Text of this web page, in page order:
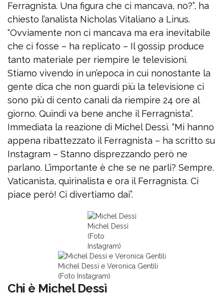
Ferragnista. Una figura che ci mancava, no?”, ha
chiesto l’analista Nicholas Vitaliano a Linus.
“Ovviamente non ci mancava ma era inevitabile
che ci fosse – ha replicato – Il gossip produce
tanto materiale per riempire le televisioni.
Stiamo vivendo in un’epoca in cui nonostante la
gente dica che non guardi più la televisione ci
sono più di cento canali da riempire 24 ore al
giorno. Quindi va bene anche il Ferragnista”.
Immediata la reazione di Michel Dessì. “Mi hanno
appena ribattezzato il Ferragnista – ha scritto su
Instagram – Stanno disprezzando però ne
parlano. L’importante è che se ne parli? Sempre.
Vaticanista, quirinalista e ora il Ferragnista. Ci
piace però! Ci divertiamo dai”.
Michel Dessì
(Foto
Instagram)
Michel Dessì e Veronica Gentili
(Foto Instagram)
Chi è Michel Dessì